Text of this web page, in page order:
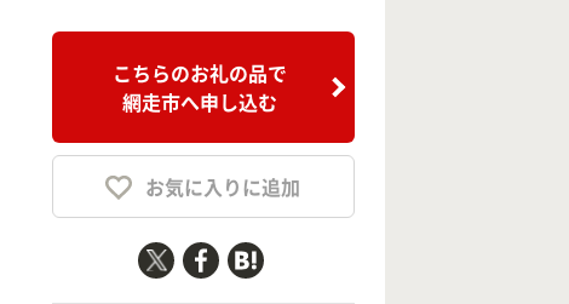
こちらのお礼の品で
網走市へ申し込む
お気に入りに追加